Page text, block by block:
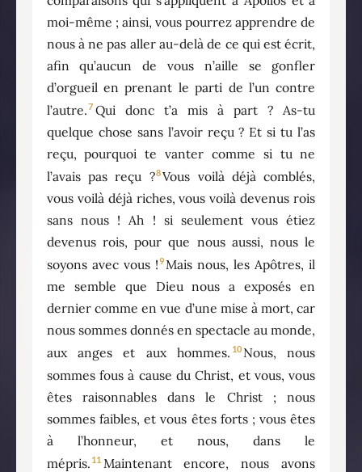
moi-même ; ainsi, vous pourrez apprendre de
nous à ne pas aller au-delà de ce qui est écrit,
afin qu’aucun de vous n’aille se gonfler
d’orgueil en prenant le parti de l’un contre
l’autre.7 Qui donc t’a mis à part ? As-tu
quelque chose sans l’avoir reçu ? Et si tu l’as
reçu, pourquoi te vanter comme si tu ne
l’avais pas reçu ?8Vous voilà déjà comblés,
vous voilà déjà riches, vous voilà devenus rois
sans nous ! Ah ! si seulement vous étiez
devenus rois, pour que nous aussi, nous le
soyons avec vous !9Mais nous, les Apôtres, il
me semble que Dieu nous a exposés en
dernier comme en vue d’une mise à mort, car
nous sommes donnés en spectacle au monde,
aux anges et aux hommes. 10 Nous, nous
sommes fous à cause du Christ, et vous, vous
êtes raisonnables dans le Christ ; nous
sommes faibles, et vous êtes forts ; vous êtes
à l’honneur, et nous, dans le
mépris. 11 Maintenant encore, nous avons